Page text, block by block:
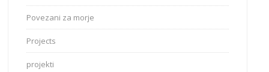
Povezani za morje
Projects
projekti